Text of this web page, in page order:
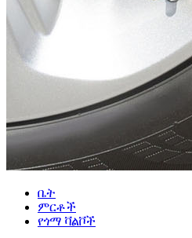
ቤት
ምርቶች
የጎማ ቫልቮች